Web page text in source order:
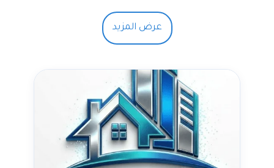
عرض المزيد